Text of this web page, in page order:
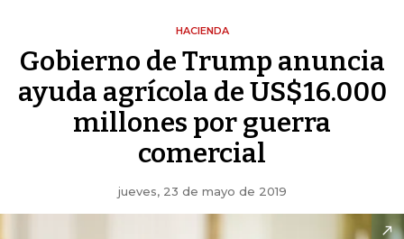
HACIENDA
Gobierno de Trump anuncia
ayuda agrícola de US$16.000
millones por guerra
comercial
jueves, 23 de mayo de 2019